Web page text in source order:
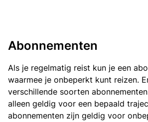
Abonnementen
Als je regelmatig reist kun je een
waarmee je onbeperkt kunt reizen.
verschillende soorten
alleen geldig voor een bepaald
abonnementen zijn geldig voor